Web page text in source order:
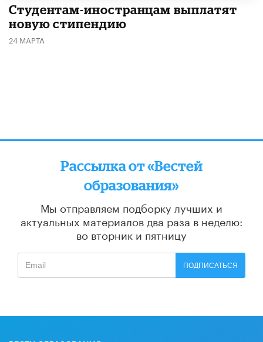
Студентам-иностранцам выплатят
новую стипендию
24 МАРТА
Рассылка от «Вестей
образования»
Мы отправляем подборку лучших и
актуальных материалов два раза в неделю:
во вторник и пятницу
ПОДПИСАТЬСЯ